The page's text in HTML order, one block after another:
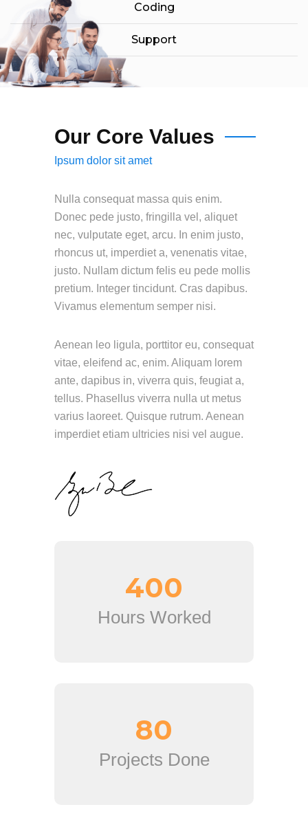
Coding
Support
Our Core Values
Ipsum dolor sit amet
Nulla consequat massa quis enim.
Donec pede justo, fringilla vel, aliquet
nec, vulputate eget, arcu. In enim justo,
rhoncus ut, imperdiet a, venenatis vitae,
justo. Nullam dictum felis eu pede mollis
pretium. Integer tincidunt. Cras dapibus.
Vivamus elementum semper nisi.
Aenean leo ligula, porttitor eu, consequat
vitae, eleifend ac, enim. Aliquam lorem
ante, dapibus in, viverra quis, feugiat a,
tellus. Phasellus viverra nulla ut metus
varius laoreet. Quisque rutrum. Aenean
imperdiet etiam ultricies nisi vel augue.
400
Hours Worked
80
Projects Done